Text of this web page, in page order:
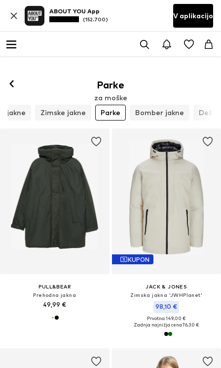
ABOUT YOU App
(152.700) V aplikacijo
Parke
za moške
jakne
Zimske jakne Parke Bomber jakne
PULL&BEAR
Prehodna jakna
49,99 €
KUPON
JACK & JONES
Zimska jakna 'JWHPlanet'
98,10 €
Prvotno: 149,00 €
Zadnja najnižja cena76,30 €